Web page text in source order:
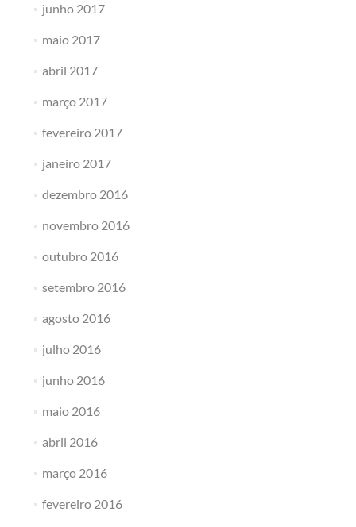
junho 2017
maio 2017
abril 2017
março 2017
fevereiro 2017
janeiro 2017
dezembro 2016
novembro 2016
outubro 2016
setembro 2016
agosto 2016
julho 2016
junho 2016
maio 2016
abril 2016
março 2016
fevereiro 2016